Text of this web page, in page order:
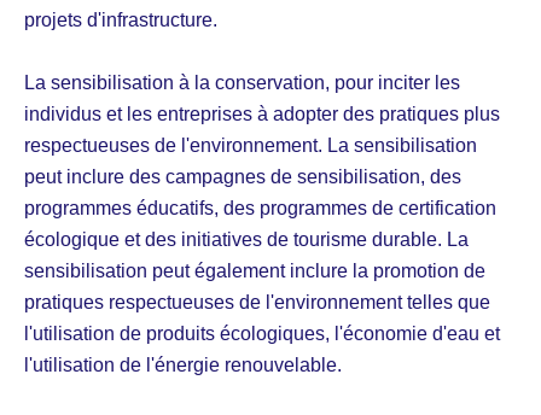
projets d'infrastructure.
La sensibilisation à la conservation, pour inciter les
individus et les entreprises à adopter des pratiques plus
respectueuses de l'environnement. La sensibilisation
peut inclure des campagnes de sensibilisation, des
programmes éducatifs, des programmes de certification
écologique et des initiatives de tourisme durable. La
sensibilisation peut également inclure la promotion de
pratiques respectueuses de l'environnement telles que
l'utilisation de produits écologiques, l'économie d'eau et
l'utilisation de l'énergie renouvelable.